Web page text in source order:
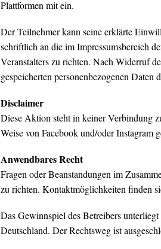
Plattformen mit ein.
Der Teilnehmer kann seine erklärte
schriftlich an die im Impressumsbereich
Veranstalters zu richten. Nach Widerruf
gespeicherten personenbezogenen Daten
Disclaimer
Diese Aktion steht in keiner Verbindung
Weise von Facebook und/oder Instagram
Anwendbares Recht
Fragen oder Beanstandungen im
zu richten. Kontaktmöglichkeiten finden
Das Gewinnspiel des Betreibers
Deutschland. Der Rechtsweg ist